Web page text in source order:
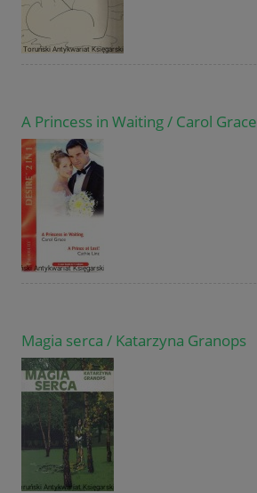
A Princess in Waiting / Carol Grace
Magia serca / Katarzyna Granops